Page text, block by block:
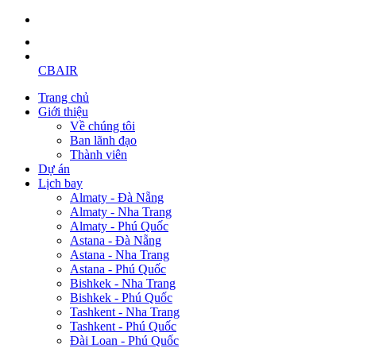
CBAIR
Trang chủ
Giới thiệu
Về chúng tôi
Ban lãnh đạo
Thành viên
Dự án
Lịch bay
Almaty - Đà Nẵng
Almaty - Nha Trang
Almaty - Phú Quốc
Astana - Đà Nẵng
Astana - Nha Trang
Astana - Phú Quốc
Bishkek - Nha Trang
Bishkek - Phú Quốc
Tashkent - Nha Trang
Tashkent - Phú Quốc
Đài Loan - Phú Quốc